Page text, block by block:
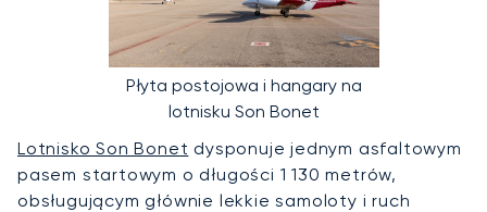
Płyta postojowa i hangary na
lotnisku Son Bonet
Lotnisko Son Bonet dysponuje jednym asfaltowym
pasem startowym o długości 1 130 metrów,
obsługującym głównie lekkie samoloty i ruch